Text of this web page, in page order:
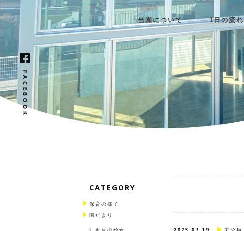
当園について 1日の流れ
未分類
CATEGORY
保育の様子
園だより
今月の給食